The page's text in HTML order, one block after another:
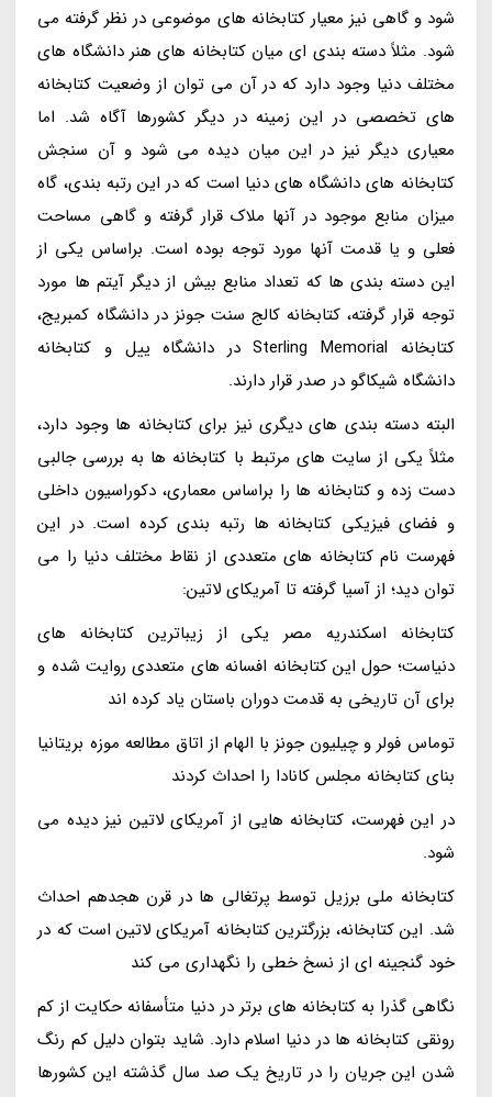
شود و گاهی نیز معیار کتابخانه های موضوعی در نظر گرفته می
شود. مثلاً دسته بندی ای میان کتابخانه های هنر دانشگاه های
مختلف دنیا وجود دارد که در آن می توان از وضعیت کتابخانه
های تخصصی در این زمینه در دیگر کشورها آگاه شد. اما
معیاری دیگر نیز در این میان دیده می شود و آن سنجش
کتابخانه های دانشگاه های دنیا است که در این رتبه بندی، گاه
میزان منابع موجود در آنها ملاک قرار گرفته و گاهی مساحت
فعلی و یا قدمت آنها مورد توجه بوده است. براساس یکی از
این دسته بندی ها که تعداد منابع بیش از دیگر آیتم ها مورد
توجه قرار گرفته، کتابخانه کالج سنت جونز در دانشگاه کمبریج،
کتابخانه Sterling Memorial در دانشگاه ییل و کتابخانه
دانشگاه شیکاگو در صدر قرار دارند.
البته دسته بندی های دیگری نیز برای کتابخانه ها وجود دارد،
مثلاً یکی از سایت های مرتبط با کتابخانه ها به بررسی جالبی
دست زده و کتابخانه ها را براساس معماری، دکوراسیون داخلی
و فضای فیزیکی کتابخانه ها رتبه بندی کرده است. در این
فهرست نام کتابخانه های متعددی از نقاط مختلف دنیا را می
توان دید؛ از آسیا گرفته تا آمریکای لاتین:
کتابخانه اسکندریه مصر یکی از زیباترین کتابخانه های
دنیاست؛ حول این کتابخانه افسانه های متعددی روایت شده و
برای آن تاریخی به قدمت دوران باستان یاد کرده اند
توماس فولر و چیلیون جونز با الهام از اتاق مطالعه موزه بریتانیا
بنای کتابخانه مجلس کانادا را احداث کردند
در این فهرست، کتابخانه هایی از آمریکای لاتین نیز دیده می
شود.
کتابخانه ملی برزیل توسط پرتغالی ها در قرن هجدهم احداث
شد. این کتابخانه، بزرگترین کتابخانه آمریکای لاتین است که در
خود گنجینه ای از نسخ خطی را نگهداری می کند
نگاهی گذرا به کتابخانه های برتر در دنیا متأسفانه حکایت از کم
رونقی کتابخانه ها در دنیا اسلام دارد. شاید بتوان دلیل کم رنگ
شدن این جریان را در تاریخ یک صد سال گذشته این کشورها